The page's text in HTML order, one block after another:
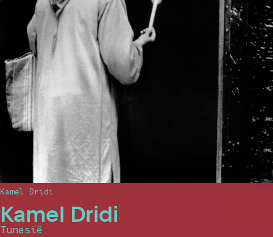
Kamel Dridi
Tunesië
Kamel Dridi